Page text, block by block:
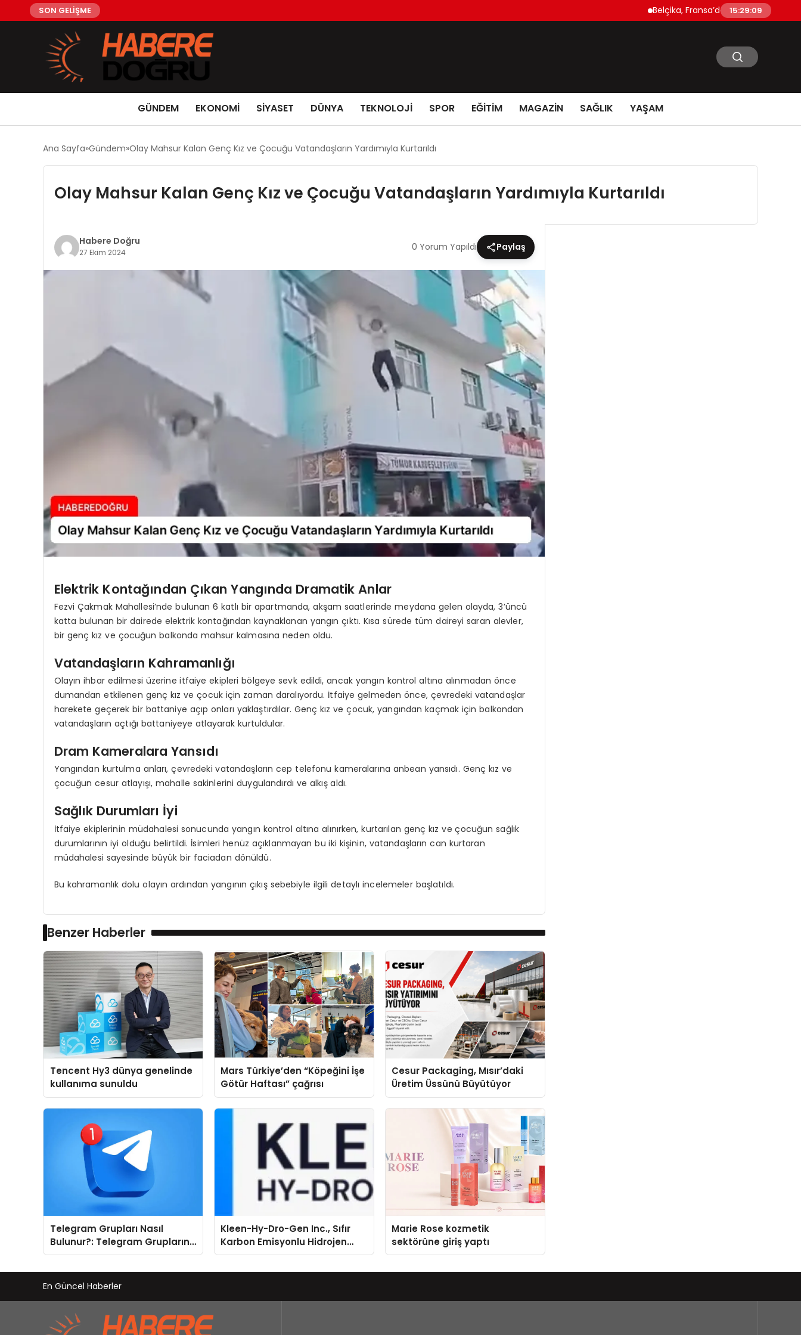
SON GELİŞME Belçika, Fransa’daki Orman15:29:10
GÜNDEM EKONOMİ SİYASET DÜNYA TEKNOLOJİ SPOR EĞİTİM MAGAZİN SAĞLIK YAŞAM
Ana Sayfa Gündem Olay Mahsur Kalan Genç Kız ve Çocuğu Vatandaşların Yardımıyla Kurtarıldı
Olay Mahsur Kalan Genç Kız ve Çocuğu Vatandaşların Yardımıyla Kurtarıldı
Habere Doğru
27 Ekim 2024 0 Yorum Yapıldı Paylaş
Elektrik Kontağından Çıkan Yangında Dramatik Anlar
Fezvi Çakmak Mahallesi’nde bulunan 6 katlı bir apartmanda, akşam saatlerinde meydana gelen olayda, 3’üncü
katta bulunan bir dairede elektrik kontağından kaynaklanan yangın çıktı. Kısa sürede tüm daireyi saran alevler,
bir genç kız ve çocuğun balkonda mahsur kalmasına neden oldu.
Vatandaşların Kahramanlığı
Olayın ihbar edilmesi üzerine itfaiye ekipleri bölgeye sevk edildi, ancak yangın kontrol altına alınmadan önce
dumandan etkilenen genç kız ve çocuk için zaman daralıyordu. İtfaiye gelmeden önce, çevredeki vatandaşlar
harekete geçerek bir battaniye açıp onları yaklaştırdılar. Genç kız ve çocuk, yangından kaçmak için balkondan
vatandaşların açtığı battaniyeye atlayarak kurtuldular.
Dram Kameralara Yansıdı
Yangından kurtulma anları, çevredeki vatandaşların cep telefonu kameralarına anbean yansıdı. Genç kız ve
çocuğun cesur atlayışı, mahalle sakinlerini duygulandırdı ve alkış aldı.
Sağlık Durumları İyi
İtfaiye ekiplerinin müdahalesi sonucunda yangın kontrol altına alınırken, kurtarılan genç kız ve çocuğun sağlık
durumlarının iyi olduğu belirtildi. İsimleri henüz açıklanmayan bu iki kişinin, vatandaşların can kurtaran
müdahalesi sayesinde büyük bir faciadan dönüldü.
Bu kahramanlık dolu olayın ardından yangının çıkış sebebiyle ilgili detaylı incelemeler başlatıldı.
Benzer Haberler
Tencent Hy3 dünya genelinde
kullanıma sunuldu
Mars Türkiye’den “Köpeğini İşe
Götür Haftası” çağrısı
Cesur Packaging, Mısır’daki
Üretim Üssünü Büyütüyor
Telegram Grupları Nasıl
Bulunur?: Telegram Gruplarını
Kategorilere Göre Keşfedin
Kleen-Hy-Dro-Gen Inc., Sıfır
Karbon Emisyonlu Hidrojen
Isıtma Teknolojisinde ISO ve
Marie Rose kozmetik
sektörüne giriş yaptı
En Güncel Haberler